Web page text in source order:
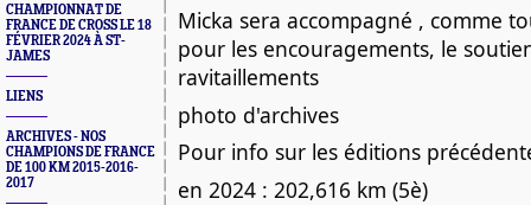
CHAMPIONNAT DE
FRANCE DE CROSS LE 18
FÉVRIER 2024 À ST-
JAMES
LIENS
ARCHIVES - NOS
CHAMPIONS DE FRANCE
DE 100 KM 2015-2016-
2017
Micka sera accompagné , comme
pour les encouragements, le
ravitaillements
photo d'archives
Pour info sur les éditions
en 2024 : 202,616 km (5è)